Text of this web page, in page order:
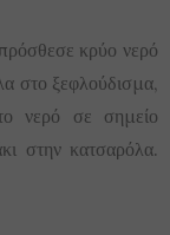
κρύο νερό
στο ξεφλούδισμα,
νερό σε σημείο
στην κατσαρόλα.